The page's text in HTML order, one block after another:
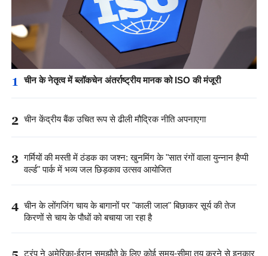
1 चीन के नेतृत्व में ब्लॉकचेन अंतर्राष्ट्रीय मानक को ISO की मंजूरी
2 चीन केंद्रीय बैंक उचित रूप से ढीली मौद्रिक नीति अपनाएगा
3 गर्मियों की मस्ती में ठंडक का जश्न: खुनमिंग के "सात रंगों वाला युन्नान हैप्पी
वर्ल्ड" पार्क में भव्य जल छिड़काव उत्सव आयोजित
4 चीन के लोंगजिंग चाय के बागानों पर "काली जाल" बिछाकर सूर्य की तेज
किरणों से चाय के पौधों को बचाया जा रहा है
ट्रंप ने अमेरिका-ईरान समझौते के लिए कोई समय-सीमा तय करने से इनकार